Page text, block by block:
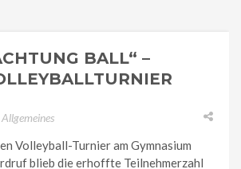
BALL“ –
Allgemeines
Volleyball-Turnier am Gymnasium
blieb die erhoffte Teilnehmerzahl